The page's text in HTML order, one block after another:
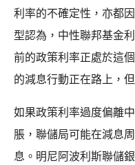
利率的不確定性，亦都
型認為，中性聯邦基金
前的政策利率正處於這
的減息行動正在路上，
如果政策利率過度偏離
脹，聯儲局可能在減息
息。明尼阿波利斯聯儲